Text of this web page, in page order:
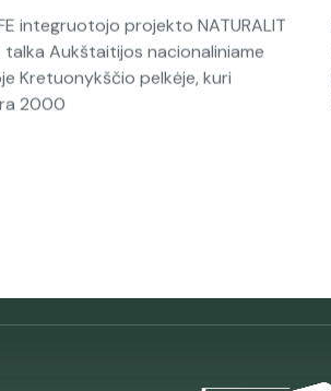
integruotojo projekto NATURALIT
Aukštaitijos nacionaliniame
Kretuonykščio pelkėje, kuri
2000